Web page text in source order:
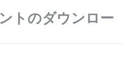
トのダウンロー